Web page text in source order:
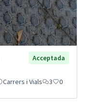
Acceptada
Carrers i Vials 3 0